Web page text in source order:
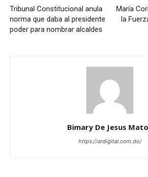
Tribunal Constitucional anula
norma que daba al presidente
poder para nombrar alcaldes
María
la
Bimary De Jesus
https://ardigital.com.do/